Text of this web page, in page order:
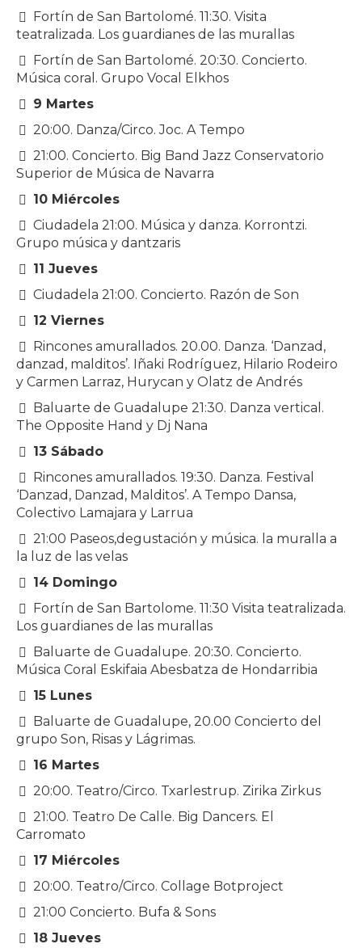
Fortín de San Bartolomé. 11:30. Visita
teatralizada. Los guardianes de las murallas
Fortín de San Bartolomé. 20:30. Concierto.
Música coral. Grupo Vocal Elkhos
9 Martes
20:00. Danza/Circo. Joc. A Tempo
21:00. Concierto. Big Band Jazz Conservatorio
Superior de Música de Navarra
10 Miércoles
Ciudadela 21:00. Música y danza. Korrontzi.
Grupo música y dantzaris
11 Jueves
Ciudadela 21:00. Concierto. Razón de Son
12 Viernes
Rincones amurallados. 20.00. Danza. ‘Danzad,
danzad, malditos’. Iñaki Rodríguez, Hilario Rodeiro
y Carmen Larraz, Hurycan y Olatz de Andrés
Baluarte de Guadalupe 21:30. Danza vertical.
The Opposite Hand y Dj Nana
13 Sábado
Rincones amurallados. 19:30. Danza. Festival
‘Danzad, Danzad, Malditos’. A Tempo Dansa,
Colectivo Lamajara y Larrua
21:00 Paseos,degustación y música. la muralla a
la luz de las velas
14 Domingo
Fortín de San Bartolome. 11:30 Visita teatralizada.
Los guardianes de las murallas
Baluarte de Guadalupe. 20:30. Concierto.
Música Coral Eskifaia Abesbatza de Hondarribia
15 Lunes
Baluarte de Guadalupe, 20.00 Concierto del
grupo Son, Risas y Lágrimas.
16 Martes
20:00. Teatro/Circo. Txarlestrup. Zirika Zirkus
21:00. Teatro De Calle. Big Dancers. El
Carromato
17 Miércoles
20:00. Teatro/Circo. Collage Botproject
21:00 Concierto. Bufa & Sons
18 Jueves